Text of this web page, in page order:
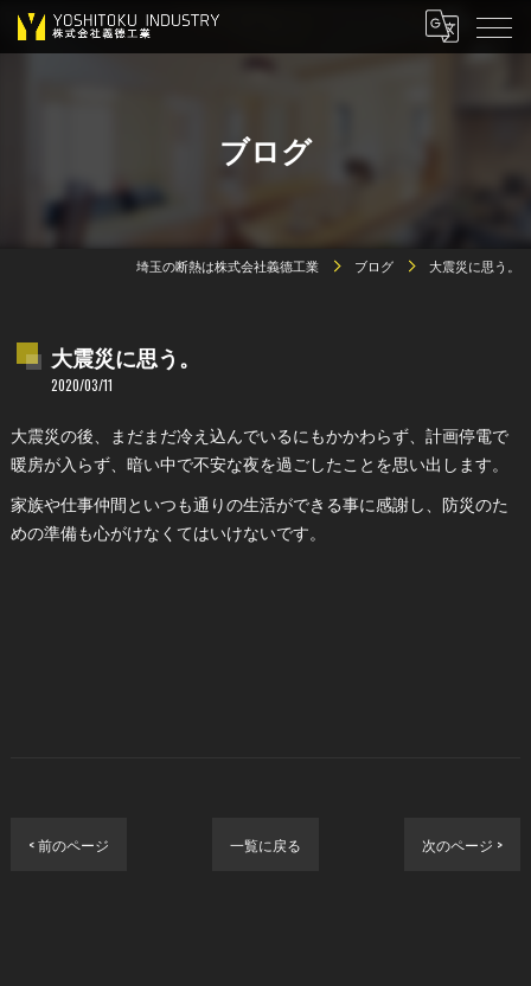
ブログ
埼玉の断熱は株式会社義德工業 ブログ 大震災に思う。
大震災に思う。
2020/03/11
大震災の後、まだまだ冷え込んでいるにもかかわらず、計画停電で
暖房が入らず、暗い中で不安な夜を過ごしたことを思い出します。
家族や仕事仲間といつも通りの生活ができる事に感謝し、防災のた
めの準備も心がけなくてはいけないです。
< 前のページ 一覧に戻る 次のページ >